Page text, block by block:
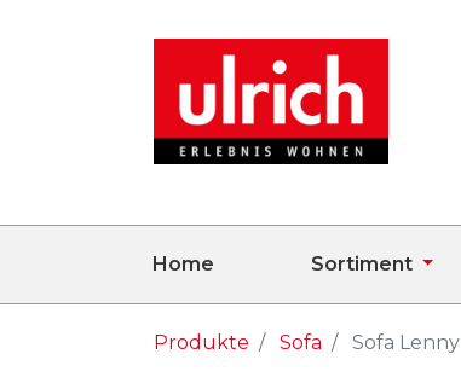
Home Sortiment
Produkte Sofa Sofa Lenny